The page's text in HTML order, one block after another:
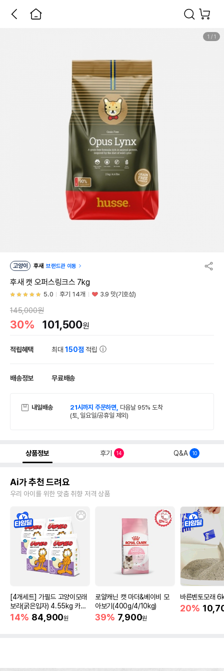
1 / 1
고양이 후새 브랜드관 이동
후새 캣 오퍼스링크스 7kg
5.0 후기 14개 3.9 맛(기호성)
145,000원
30% 101,500원
적립혜택 최대150점 적립
배송정보 무료배송
내일배송 21시까지 주문하면, 다음날 95% 도착
(토, 일요일/공휴일 제외)
상품정보 후기 14 Q&A 10
Ai가 추천 드려요
우리 아이를 위한 맞춤 취향 저격 상품
[4개세트] 가필드 고양이모래
보라(굵은입자) 4.55kg 카사
바모래
14% 84,900원
로얄캐닌 캣 마더&베이비 모
아보기(400g/4/10kg)
39% 7,900원
바른벤토모래
20%